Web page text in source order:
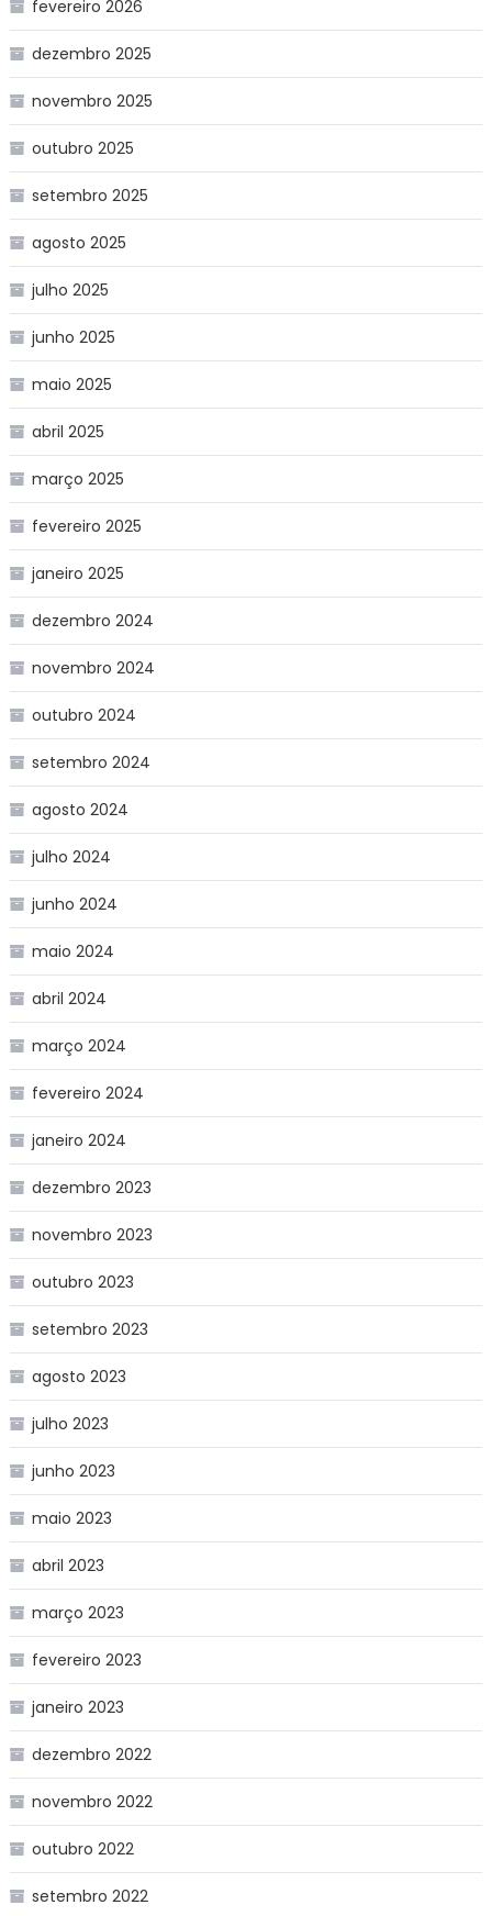
fevereiro 2026
dezembro 2025
novembro 2025
outubro 2025
setembro 2025
agosto 2025
julho 2025
junho 2025
maio 2025
abril 2025
março 2025
fevereiro 2025
janeiro 2025
dezembro 2024
novembro 2024
outubro 2024
setembro 2024
agosto 2024
julho 2024
junho 2024
maio 2024
abril 2024
março 2024
fevereiro 2024
janeiro 2024
dezembro 2023
novembro 2023
outubro 2023
setembro 2023
agosto 2023
julho 2023
junho 2023
maio 2023
abril 2023
março 2023
fevereiro 2023
janeiro 2023
dezembro 2022
novembro 2022
outubro 2022
setembro 2022